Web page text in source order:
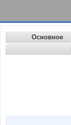
Основное